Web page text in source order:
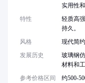
实用性
特性
轻质高
持久。
风格
现代简
发展历史
玻璃钢
材料和
参考价格区间
约500-